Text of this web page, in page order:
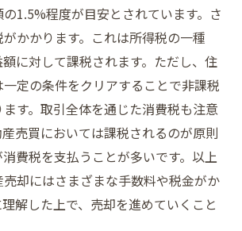
1.5%程度が目安とされています。さ
かかります。これは所得税の一種
に対して課税されます。ただし、住
定の条件をクリアすることで非課税
す。取引全体を通じた消費税も注意
売買においては課税されるのが原則
費税を支払うことが多いです。以上
却にはさまざまな手数料や税金がか
解した上で、売却を進めていくこと